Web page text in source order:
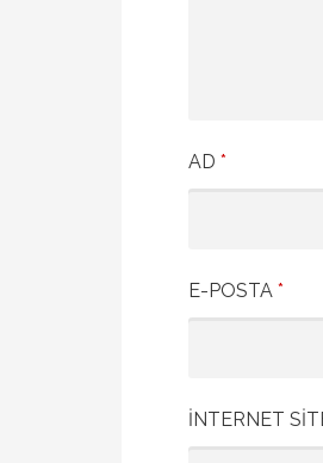
AD *
E-POSTA *
İNTERNET